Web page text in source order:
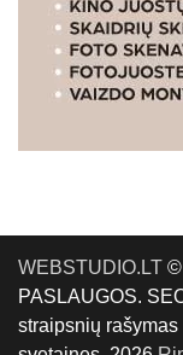
WEBSTUDIO.LT ©
PASLAUGOS.
straipsnių